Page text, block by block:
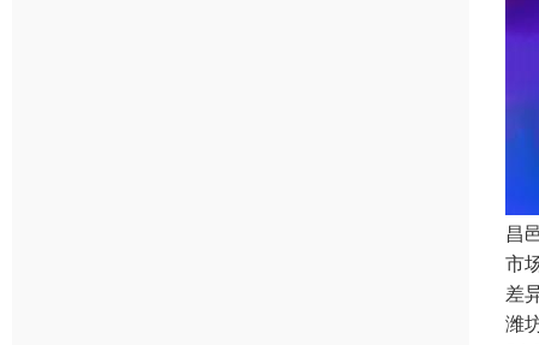
昌
市
差
潍